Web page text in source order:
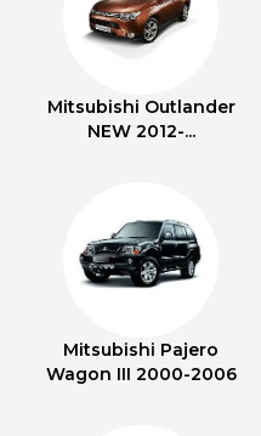
Mitsubishi Outlander
NEW 2012-...
Mitsubishi Pajero
Wagon III 2000-2006